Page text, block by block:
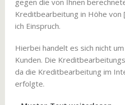
gegen die von Ihnen
Kreditbearbeitung in Höhe
ich Einspruch.
Hierbei handelt es sich nicht
Kunden. Die
da die Kreditbearbeitung im
erfolgte.